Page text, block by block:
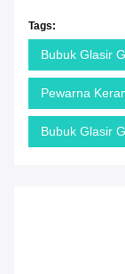
Tags:
Bubuk Glasir
Pewarna
Bubuk Glasir